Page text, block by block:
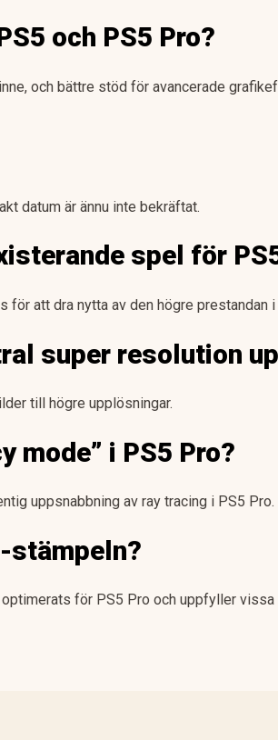
och PS5 Pro?
och bättre stöd för avancerade
datum är ännu inte bekräftat.
spel för
att dra nytta av den högre prestandan i
super resolution
till högre upplösningar.
mode” i PS5 Pro?
uppsnabbning av ray tracing i PS5 Pro.
stämpeln?
för PS5 Pro och uppfyller vissa